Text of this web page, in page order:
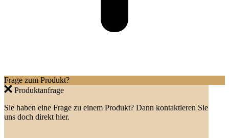
Frage zum Produkt?
Produktanfrage
Sie haben eine Frage zu einem Produkt? Dann kontaktieren Sie
uns doch direkt hier.